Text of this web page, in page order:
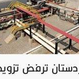
ترفض